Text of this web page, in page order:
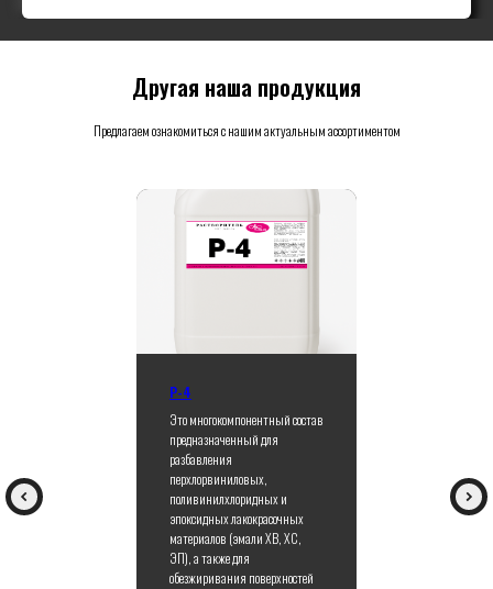
Другая наша продукция
Предлагаем ознакомиться с нашим актуальным ассортиментом
Р-4
Это многокомпонентный состав
предназначенный для
разбавления
перхлорвиниловых,
поливинилхлоридных и
эпоксидных лакокрасочных
материалов (эмали ХВ, ХС,
ЭП), а также для
обезжиривания поверхностей